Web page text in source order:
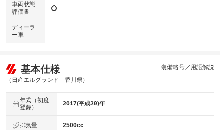
車両状態
評価書
ディーラ
ー車
-
基本仕様
（日産エルグランド 香川県）
装備略号／用語解説
年式（初度
登録）
2017(平成29)年
排気量 2500cc